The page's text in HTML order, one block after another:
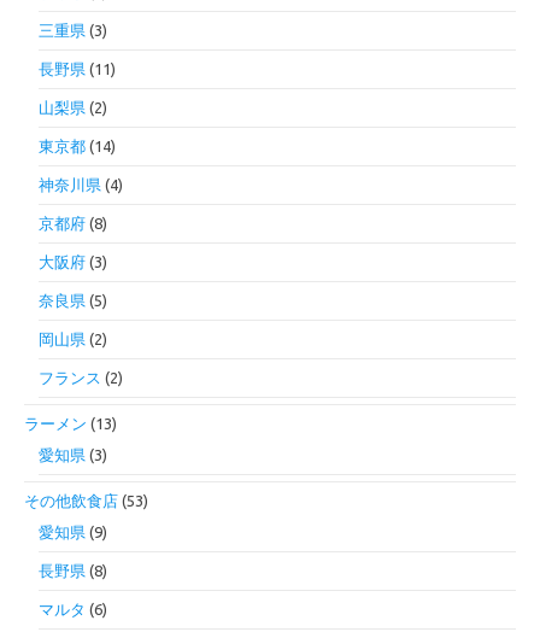
三重県 (3)
長野県 (11)
山梨県 (2)
東京都 (14)
神奈川県 (4)
京都府 (8)
大阪府 (3)
奈良県 (5)
岡山県 (2)
フランス (2)
ラーメン (13)
愛知県 (3)
その他飲食店 (53)
愛知県 (9)
長野県 (8)
マルタ (6)